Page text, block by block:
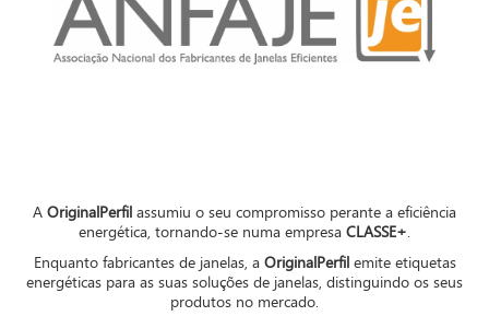
AOriginalPerfilassumiu o seu compromisso perante a eficiência
energética, tornando-se numa empresaCLASSE+.
Enquanto fabricantes de janelas, aOriginalPerfilemite etiquetas
energéticas para as suas soluções de janelas, distinguindo os seus
produtos no mercado.